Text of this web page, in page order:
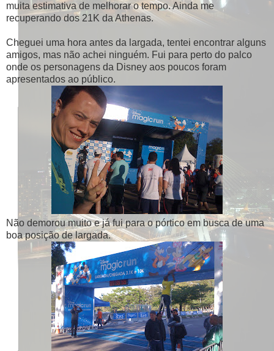
muita estimativa de melhorar o tempo. Ainda me
recuperando dos 21K da Athenas.
Cheguei uma hora antes da largada, tentei encontrar alguns
amigos, mas não achei ninguém. Fui para perto do palco
onde os personagens da Disney aos poucos foram
apresentados ao público.
Não demorou muito e já fui para o pórtico em busca de uma
boa posição de largada.